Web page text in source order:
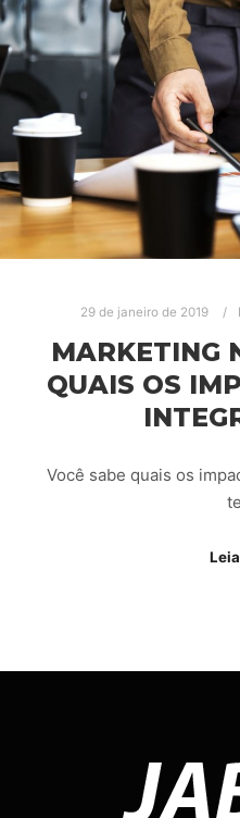
29 de janeiro de 2019
MARKETING
QUAIS OS
Você sabe quais os